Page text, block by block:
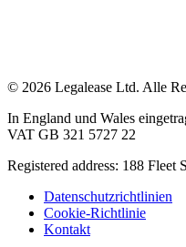
© 2026 Legalease Ltd. Alle
In England und Wales
VAT GB 321 5727 22
Registered address: 188
Datenschutzrichtlinien
Cookie-Richtlinie
Kontakt